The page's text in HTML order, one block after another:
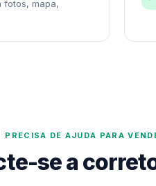
fotos, mapa,
PRECISA DE AJUDA PARA
se a